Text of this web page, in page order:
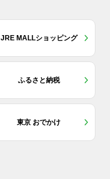
JRE MALLショッピング
ふるさと納税
東京 おでかけ